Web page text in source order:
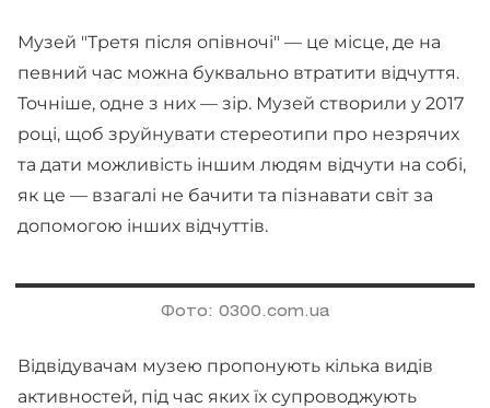
Музей "Третя після опівночі" — це місце, де на
певний час можна буквально втратити відчуття.
Точніше, одне з них — зір. Музей створили у 2017
році, щоб зруйнувати стереотипи про незрячих
та дати можливість іншим людям відчути на собі,
як це — взагалі не бачити та пізнавати світ за
допомогою інших відчуттів.
Фото: 0300.com.ua
Відвідувачам музею пропонують кілька видів
активностей, під час яких їх супроводжують